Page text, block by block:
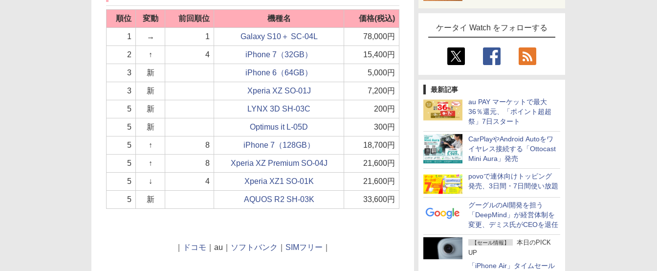
ケータイ Watch をフォローする
最新記事
au PAY マーケットで最大
36％還元、「ポイント超超
祭」7日スタート
CarPlayやAndroid Autoをワ
イヤレス接続する「Ottocast
Mini Aura」発売
povoで連休向けトッピング
発売、3日間・7日間使い放題
グーグルのAI開発を担う
「DeepMind」が経営体制を
変更、デミス氏がCEOを退任
【セール情報】
本日のPICK
UP
「iPhone Air」タイムセール
順位 変動 前回順位 機種名 価格(税込)
1 → 1 Galaxy S10＋ SC-04L 78,000円
2 ↑ 4 iPhone 7（32GB） 15,400円
3 新 iPhone 6（64GB） 5,000円
3 新 Xperia XZ SO-01J 7,200円
5 新 LYNX 3D SH-03C 200円
5 新 Optimus it L-05D 300円
5 ↑ 8 iPhone 7（128GB） 18,700円
5 ↑ 8 Xperia XZ Premium SO-04J 21,600円
5 ↓ 4 Xperia XZ1 SO-01K 21,600円
5 新 AQUOS R2 SH-03K 33,600円
ドコモ ｜au｜ ソフトバンク SIMフリー